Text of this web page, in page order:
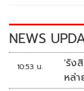
k
NEWS
10:53 น.
'รัง
หล่